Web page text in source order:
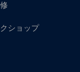
ショップ